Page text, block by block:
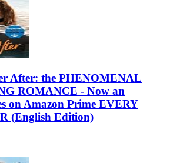
After: the PHENOMENAL
ROMANCE - Now an
on Amazon Prime EVERY
(English Edition)